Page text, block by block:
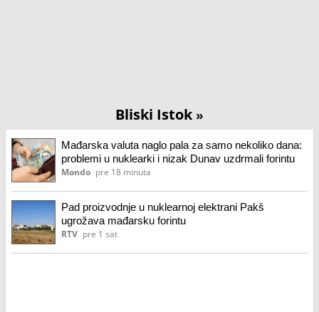
Bliski Istok »
Mađarska valuta naglo pala za samo nekoliko dana:
problemi u nuklearki i nizak Dunav uzdrmali forintu
Mondo pre 18 minuta
Pad proizvodnje u nuklearnoj elektrani Pakš
ugrožava mađarsku forintu
RTV pre 1 sat